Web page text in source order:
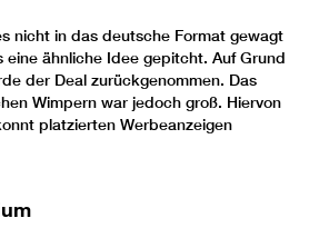
nicht in das deutsche Format gewagt
ähnliche Idee gepitcht. Auf Grund
der Deal zurückgenommen. Das
Wimpern war jedoch groß. Hiervon
platzierten Werbeanzeigen